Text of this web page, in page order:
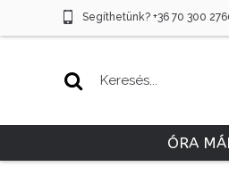
Segíthetünk? +36 70 300
ÓRA